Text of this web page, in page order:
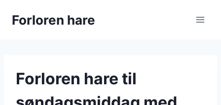
Forloren hare
Forloren hare til